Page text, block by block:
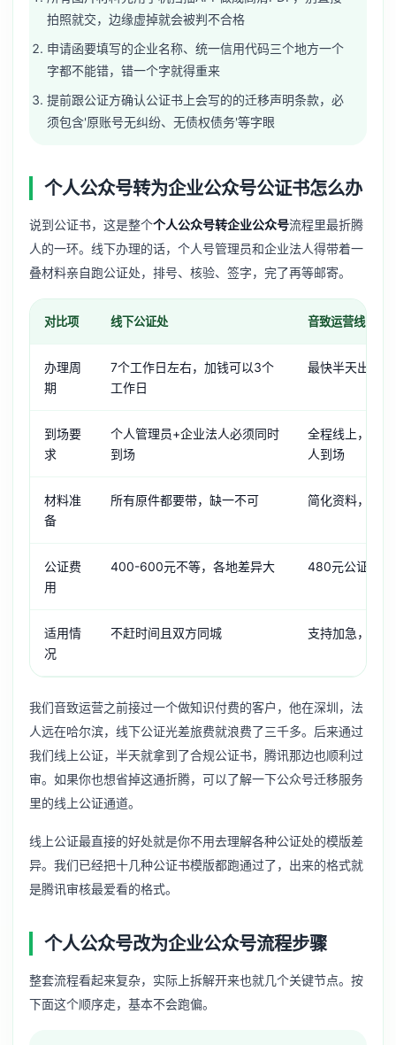
拍照就交，边缘虚掉就会被判不合格
申请函要填写的企业名称、统一信用代码三个地方一个
字都不能错，错一个字就得重来
提前跟公证方确认公证书上会写的的迁移声明条款，必
须包含'原账号无纠纷、无债权债务'等字眼
个人公众号转为企业公众号公证书怎么办
说到公证书，这是整个个人公众号转企业公众号流程里最折腾
人的一环。线下办理的话，个人号管理员和企业法人得带着一
叠材料亲自跑公证处，排号、核验、签字，完了再等邮寄。
对比项 线下公证处 音致运营线上公
办理周
期
7个工作日左右，加钱可以3个
工作日
最快半天出电
到场要
求
个人管理员+企业法人必须同时
到场
全程线上，无
人到场
材料准
备
所有原件都要带，缺一不可 简化资料，电
公证费
用
400-600元不等，各地差异大 480元公证费，
适用情
况
不赶时间且双方同城 支持加急，全
我们音致运营之前接过一个做知识付费的客户，他在深圳，法
人远在哈尔滨，线下公证光差旅费就浪费了三千多。后来通过
我们线上公证，半天就拿到了合规公证书，腾讯那边也顺利过
审。如果你也想省掉这通折腾，可以了解一下公众号迁移服务
里的线上公证通道。
线上公证最直接的好处就是你不用去理解各种公证处的模版差
异。我们已经把十几种公证书模版都跑通过了，出来的格式就
是腾讯审核最爱看的格式。
个人公众号改为企业公众号流程步骤
整套流程看起来复杂，实际上拆解开来也就几个关键节点。按
下面这个顺序走，基本不会跑偏。